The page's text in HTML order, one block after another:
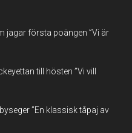
jagar första poängen ”Vi är
till hösten ”Vi vill
”En klassisk tåpaj av